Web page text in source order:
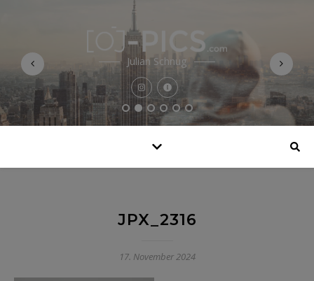
Julian Schnug
JPX_2316
17. November 2024